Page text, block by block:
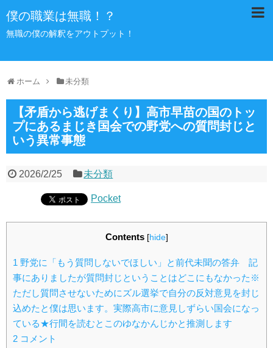
僕の職業は無職！？
無職の僕の解釈をアウトプット！
ホーム 未分類
【矛盾から逃げまくり】高市早苗の国のトッ
プにあるまじき国会での野党への質問封じと
いう異常事態
2026/2/25 未分類
Pocket
Contents [hide]
1 野党に「もう質問しないでほしい」と前代未聞の答弁 記
事にありましたが質問封じということはどこにもなかった※
ただし質問させないためにズル選挙で自分の反対意見を封じ
込めたと僕は思います。実際高市に意見しずらい国会になっ
ている★行間を読むとこのゆなかんじかと推測します
2 コメント